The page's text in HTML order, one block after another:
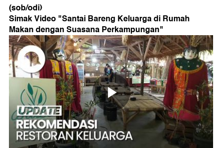
(sob/odi)
Simak Video "Santai Bareng Keluarga di Rumah
Makan dengan Suasana Perkampungan"